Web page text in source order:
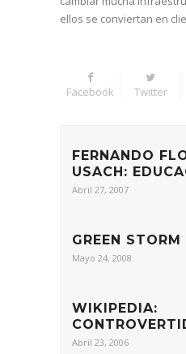
ellos se conviertan en
Facebook Twitter
FERNANDO
USACH:
Abril 27, 2007
GREEN STORM
Mayo 24, 2008
WIKIPEDIA:
Abril 23, 2006